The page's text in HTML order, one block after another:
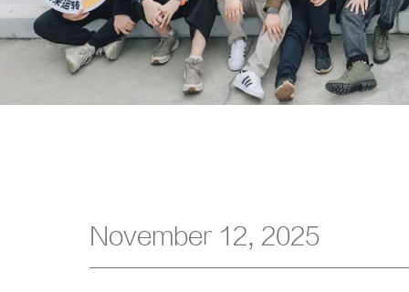
November 12, 2025